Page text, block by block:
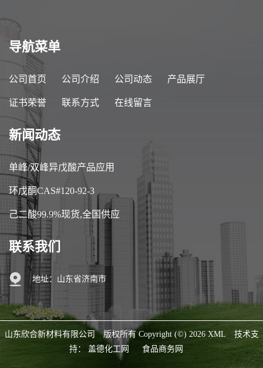
导航菜单
公司首页 公司介绍 公司动态 产品展厅
证书荣誉 联系方式 在线留言
新闻动态
单峰/双峰异戊酸产品应用
环戊酮CAS#120-92-3
己二酸99.9%现货,全国供应
联系我们
地址：山东省济南市
山东欣合新材料有限公司 版权所有 Copyright (©) 2026XML
技术支
持： 盖德化工网 食品商务网